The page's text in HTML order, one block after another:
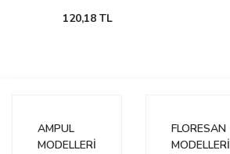
120,18 TL
AMPUL
MODELLERİ
FLORESAN
MODELLERİ